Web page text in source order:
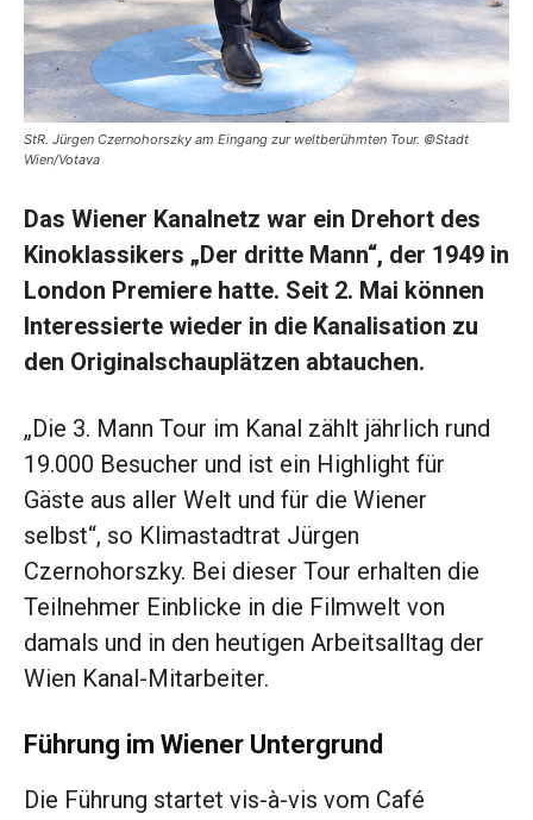
StR. Jürgen Czernohorszky am Eingang zur weltberühmten Tour. ©Stadt
Wien/Votava
Das Wiener Kanalnetz war ein Drehort des
Kinoklassikers „Der dritte Mann“, der 1949 in
London Premiere hatte. Seit 2. Mai können
Interessierte wieder in die Kanalisation zu
den Originalschauplätzen abtauchen.
„Die 3. Mann Tour im Kanal zählt jährlich rund
19.000 Besucher und ist ein Highlight für
Gäste aus aller Welt und für die Wiener
selbst“, so Klimastadtrat Jürgen
Czernohorszky. Bei dieser Tour erhalten die
Teilnehmer Einblicke in die Filmwelt von
damals und in den heutigen Arbeitsalltag der
Wien Kanal-Mitarbeiter.
Führung im Wiener Untergrund
Die Führung startet vis-à-vis vom Café